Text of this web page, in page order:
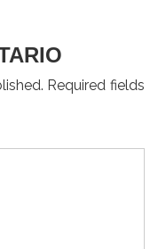
Required fields